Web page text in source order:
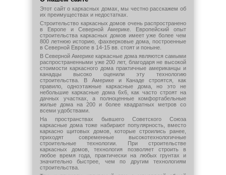
Этот сайт о каркасных домах, мы честно расскажем об
их преимуществах и недостатках.
Строительство каркасных домов очень распространено
в Европе и Северной Америке. Европейский опыт
строительства каркасных домов имеет уже более чем
800 летнюю историю, фахверковые дома, построенные
в Северной Европе в 14-15 вв. стоят и поныне.
В Северной Америке каркасные дома являются самыми
распространенными уже 200 лет, благодаря не высокой
стоимости каркасного дома практичные американцы и
канадцы высоко оценили эту технологию
строительства. В Америке и Канаде строятся, как
правило, одноэтажные каркасные дома, но это не
небольшие каркасные дома 6х6, как часто строят на
дачных участках, а полноценные комфортабельные
жилые дома на 200 и более квадратных метров со
всеми удобствами.
На пространствах бывшего Советского Союза
каркасные дома тоже набирают популярность, вместо
каркасно щитовых домов, которые строились ранее,
приходят современные высокотехнологичные
строительные технологии. При строительстве
каркасных домов, технология позволяет строить в
любое время года, практически на любых грунтах и
значительно быстрее, чем по другим технологиям
строительства.